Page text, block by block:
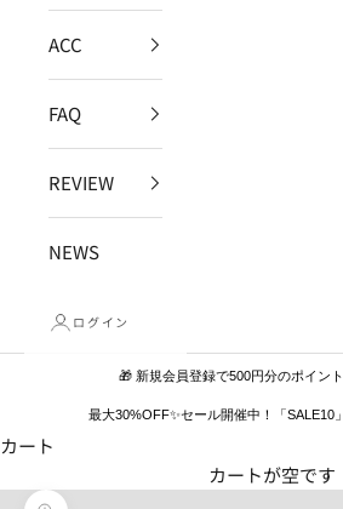
ACC
FAQ
REVIEW
NEWS
ログイン
🎁 新規会員登録で500円分のポイン
最大30%OFF✨セール開催中！「SALE10
カート
カートが空です